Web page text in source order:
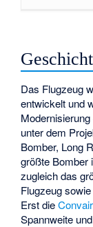
Das Flugzeug
entwickelt und
unter dem
Bomber, Long
größte Bomber
zugleich das
Flugzeug
Erst die
Spannweite